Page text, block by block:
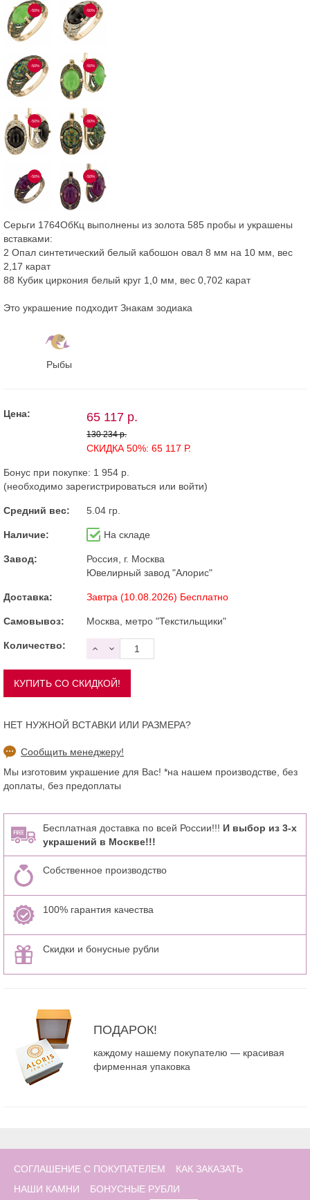
-50% -50%
-50% -50%
-50% -50%
-50% -50%
Серьги 1764ОбКц выполнены из золота 585 пробы и украшены
вставками:
2 Опал синтетический белый кабошон овал 8 мм на 10 мм, вес
2,17 карат
88 Кубик циркония белый круг 1,0 мм, вес 0,702 карат
Это украшение подходит Знакам зодиака
Рыбы
Цена: 65 117 р.
130 234 р.
СКИДКА 50%: 65 117 Р.
Бонус при покупке: 1 954 р.
(необходимо зарегистрироваться или войти)
Средний вес: 5.04 гр.
Наличие: На складе
Завод:
Россия, г. Москва
Ювелирный завод "Алорис"
Доставка: Завтра (10.08.2026) Бесплатно
Самовывоз: Москва, метро "Текстильщики"
Количество:
НЕТ НУЖНОЙ ВСТАВКИ ИЛИ РАЗМЕРА?
Сообщить менеджеру!
Мы изготовим украшение для Вас! *на нашем производстве, без
доплаты, без предоплаты
Бесплатная доставка по всей России!!! И выбор из 3-х
украшений в Москве!!!
Собственное производство
100% гарантия качества
Скидки и бонусные рубли
ПОДАРОК!
каждому нашему покупателю — красивая
фирменная упаковка
СОГЛАШЕНИЕ С ПОКУПАТЕЛЕМ
КАК ЗАКАЗАТЬ
НАШИ КАМНИ
БОНУСНЫЕ РУБЛИ